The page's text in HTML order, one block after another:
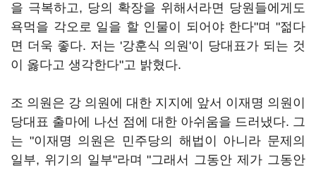
을 극복하고, 당의 확장을 위해서라면 당원들에게도
욕먹을 각오로 일을 할 인물이 되어야 한다"며 "젊다
면 더욱 좋다. 저는 '강훈식 의원'이 당대표가 되는 것
이 옳다고 생각한다"고 밝혔다.
조 의원은 강 의원에 대한 지지에 앞서 이재명 의원이
당대표 출마에 나선 점에 대한 아쉬움을 드러냈다. 그
는 "이재명 의원은 민주당의 해법이 아니라 문제의
일부, 위기의 일부"라며 "그래서 그동안 제가 그동안